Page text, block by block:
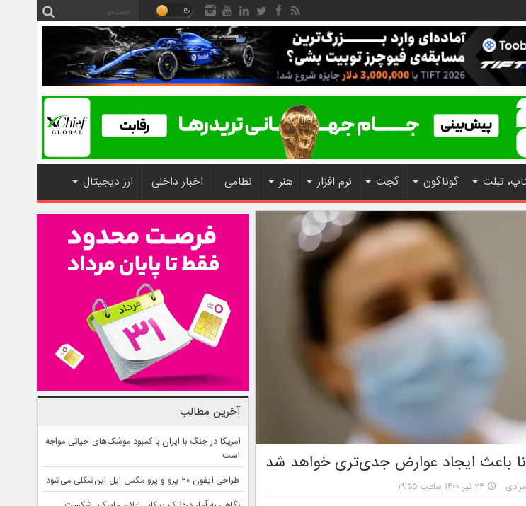
تبلت گوناگون گجت نرم افزار هنر نظامی اخبار داخلی ارز دیجیتال
باعث ایجاد عوارض جدی‌تری خواهد شد
۲۴ تیر ۱۴۰۰ ساعت ۱۹:۵۵
آخرین مطالب
آمریکا در جنگ با ایران با کمبود موشک‌های حیاتی مواجه
است
طراحی آیفون ۲۰ پرو و پرو مکس اپل این‌شکلی می‌شود